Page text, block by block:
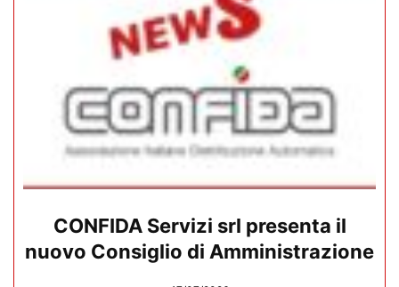
CONFIDA Servizi srl presenta il
nuovo Consiglio di Amministrazione